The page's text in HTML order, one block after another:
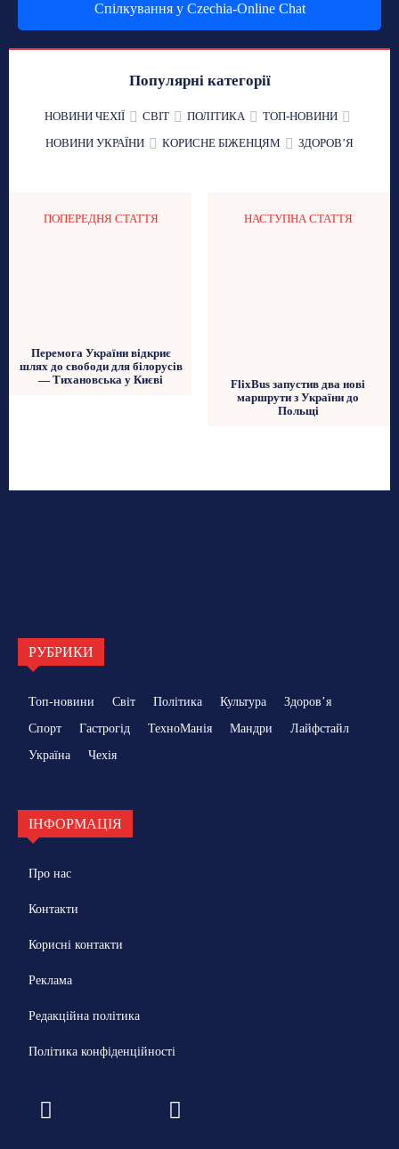
Спілкування у Czechia-Online Chat
Популярні категорії
НОВИНИ ЧЕХІЇ СВІТ ПОЛІТИКА
ТОП-НОВИНИ
НОВИНИ УКРАЇНИ
КОРИСНЕ БІЖЕНЦЯМ ЗДОРОВʼЯ
ПОПЕРЕДНЯ СТАТТЯ
Перемога України відкриє
шлях до свободи для білорусів
— Тихановська у Києві
НАСТУПНА СТАТТЯ
FlixBus запустив два нові
маршрути з України до
Польщі
РУБРИКИ
Топ-новини Світ Політика Культура
Здоровʼя
Спорт
Гастрогід ТехноМанія Мандри
Лайфстайл
Україна
Чехія
ІНФОРМАЦІЯ
Про нас
Контакти
Корисні контакти
Реклама
Редакційна політика
Політика конфіденційності